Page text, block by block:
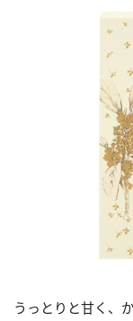
うっとりと甘く、